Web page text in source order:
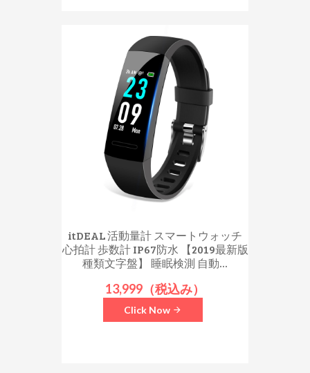
itDEAL 活動量計 スマートウォッチ
心拍計 歩数計 IP67防水 【2019最新版
種類文字盤】 睡眠検測 自動...
13,999（税込み）
Click Now